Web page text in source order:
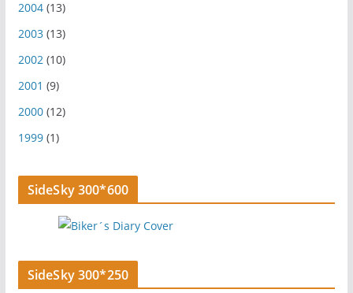
2004(13)
2003(13)
2002(10)
2001 (9)
2000(12)
1999(1)
SideSky 300*600
SideSky 300*250